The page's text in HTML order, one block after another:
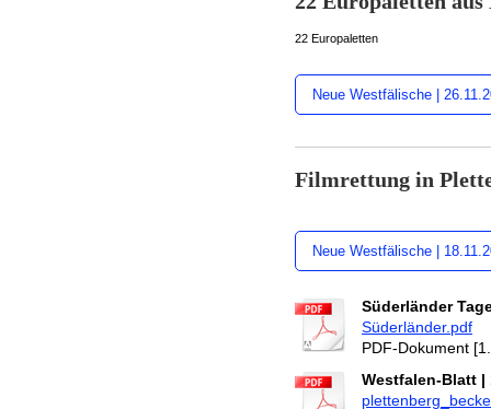
22 Europaletten
Neue Westfälische |
Filmrettung in
Neue Westfälische |
Süderländer
Süderländer.pdf
PDF-Dokument
Westfalen-Blatt |